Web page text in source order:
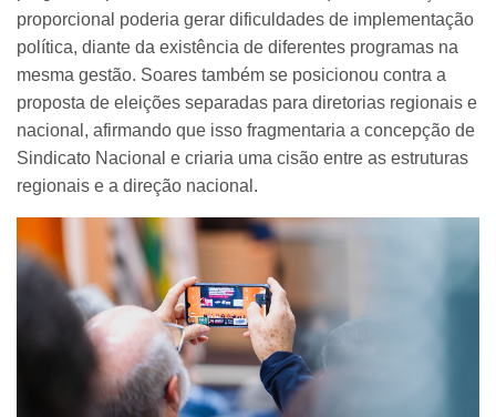
proporcional poderia gerar dificuldades de implementação
política, diante da existência de diferentes programas na
mesma gestão. Soares também se posicionou contra a
proposta de eleições separadas para diretorias regionais e
nacional, afirmando que isso fragmentaria a concepção de
Sindicato Nacional e criaria uma cisão entre as estruturas
regionais e a direção nacional.